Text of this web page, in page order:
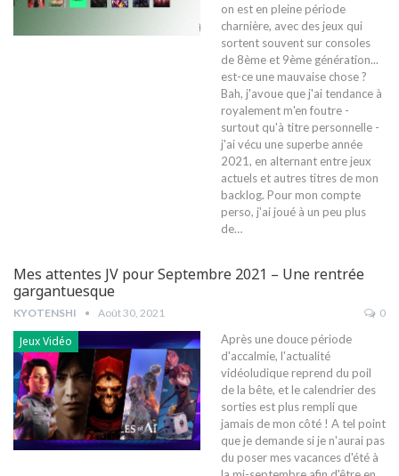
on est en pleine période
charnière, avec des jeux qui
sortent souvent sur consoles
de 8ème et 9ème génération...
est-ce une mauvaise chose ?
Bah, j'avoue que j'ai tendance à
royalement m'en foutre -
surtout qu'à titre personnelle -
j'ai vécu une superbe année
2021, en alternant entre jeux
actuels et autres titres de mon
backlog. Pour mon compte
perso, j'ai joué à un peu plus
de…
Mes attentes JV pour Septembre 2021 – Une rentrée
gargantuesque
KYOTENSHI Août 30, 2021 0
Jeux Vidéo
Après une douce période
d'accalmie, l'actualité
vidéoludique reprend du poil
de la bête, et le calendrier des
sorties est plus rempli que
jamais de mon côté ! A tel point
que je demande si je n'aurai pas
du poser mes vacances d'été à